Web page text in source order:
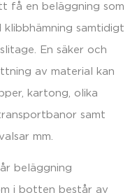
få en beläggning som
samtidigt
En säker och
av material kan
kartong, olika
samt
mm.
beläggning
i botten består av